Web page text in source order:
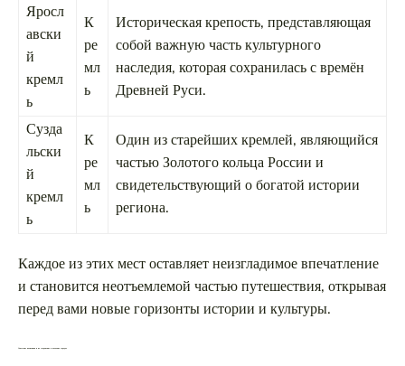
Яросл
авски
й
кремл
ь
К
ре
мл
ь
Историческая крепость, представляющая
собой важную часть культурного
наследия, которая сохранилась с времён
Древней Руси.
Сузда
льски
й
кремл
ь
К
ре
мл
ь
Один из старейших кремлей, являющийся
частью Золотого кольца России и
свидетельствующий о богатой истории
региона.
Каждое из этих мест оставляет неизгладимое впечатление
и становится неотъемлемой частью путешествия, открывая
перед вами новые горизонты истории и культуры.
Советские памятники и их сохранение в волжских городах